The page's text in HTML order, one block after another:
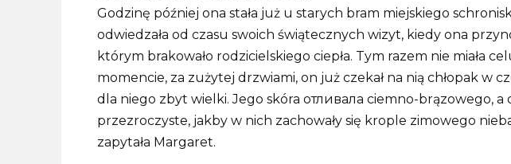
Godzinę później ona stała już u starych bram miejskiego
odwiedzała od czasu swoich świątecznych wizyt, kiedy ona
którym brakowało rodzicielskiego ciepła. Tym razem nie miała
momencie, za zużytej drzwiami, on już czekał na nią chłopak w
dla niego zbyt wielki. Jego skóra отливала ciemno-brązowego, a
przezroczyste, jakby w nich zachowały się krople zimowego
zapytała Margaret.